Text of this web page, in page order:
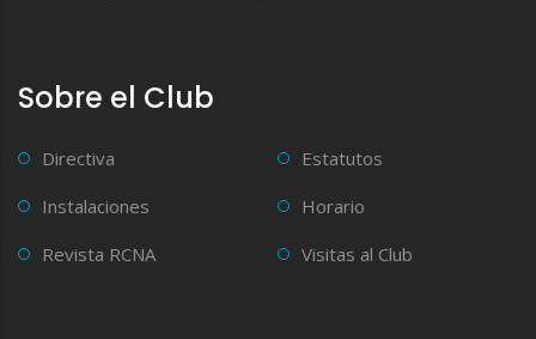
Sobre el Club
Directiva
Estatutos
Instalaciones
Horario
Revista RCNA
Visitas al Club